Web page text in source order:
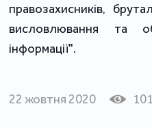
правозахисників,
висловлювання та
інформації".
22 жовтня 2020